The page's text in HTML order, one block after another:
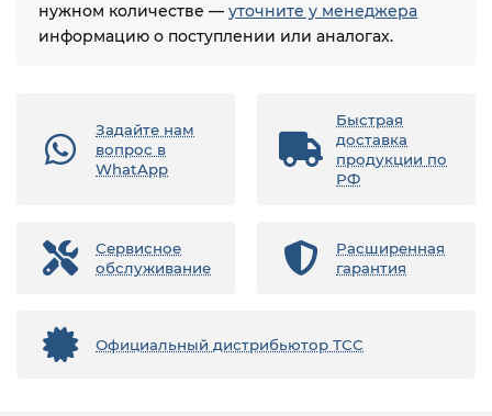
нужном количестве — уточните у менеджера
информацию о поступлении или аналогах.
Задайте нам
вопрос в
WhatApp
Быстрая
доставка
продукции по
РФ
Сервисное
обслуживание
Расширенная
гарантия
Официальный дистрибьютор ТСС